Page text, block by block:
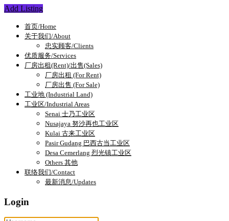
Add Listing
首页/Home
关于我们/About
忠实顾客/Clients
优质服务/Services
厂房出租(Rent)/出售(Sales)
厂房出租 (For Rent)
厂房出售 (For Sale)
工业地 (Industrial Land)
工业区/Industrial Areas
Senai 士乃工业区
Nusajaya 努沙再也工业区
Kulai 古来工业区
Pasir Gudang 巴西古当工业区
Desa Cemerlang 烈光镇工业区
Others 其他
联络我们/Contact
最新消息/Updates
Login